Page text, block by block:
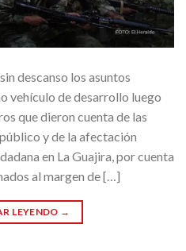
descanso los asuntos
vehículo de desarrollo luego
que dieron cuenta de las
y de la afectación
en La Guajira, por cuenta
al margen de […]
LEYENDO →